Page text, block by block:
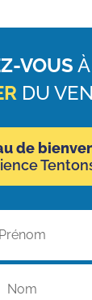
VOUS
DU
de